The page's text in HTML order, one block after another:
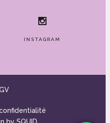
INSTAGRAM